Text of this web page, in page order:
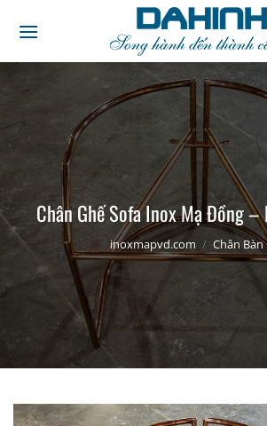
qua
Chân Ghế Sofa Inox Mạ Đồng
inoxmapvd.com / Chân Bàn